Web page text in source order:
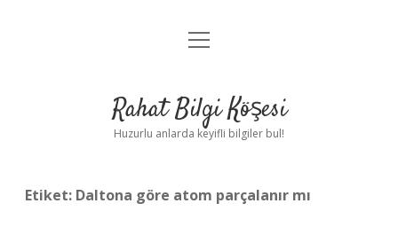
Anasayfa
Yasal Uyarı
menüyü
Rahat Bilgi Köşesi
Huzurlu anlarda keyifli bilgiler bul!
Etiket: Daltona göre atom parçalanır mı